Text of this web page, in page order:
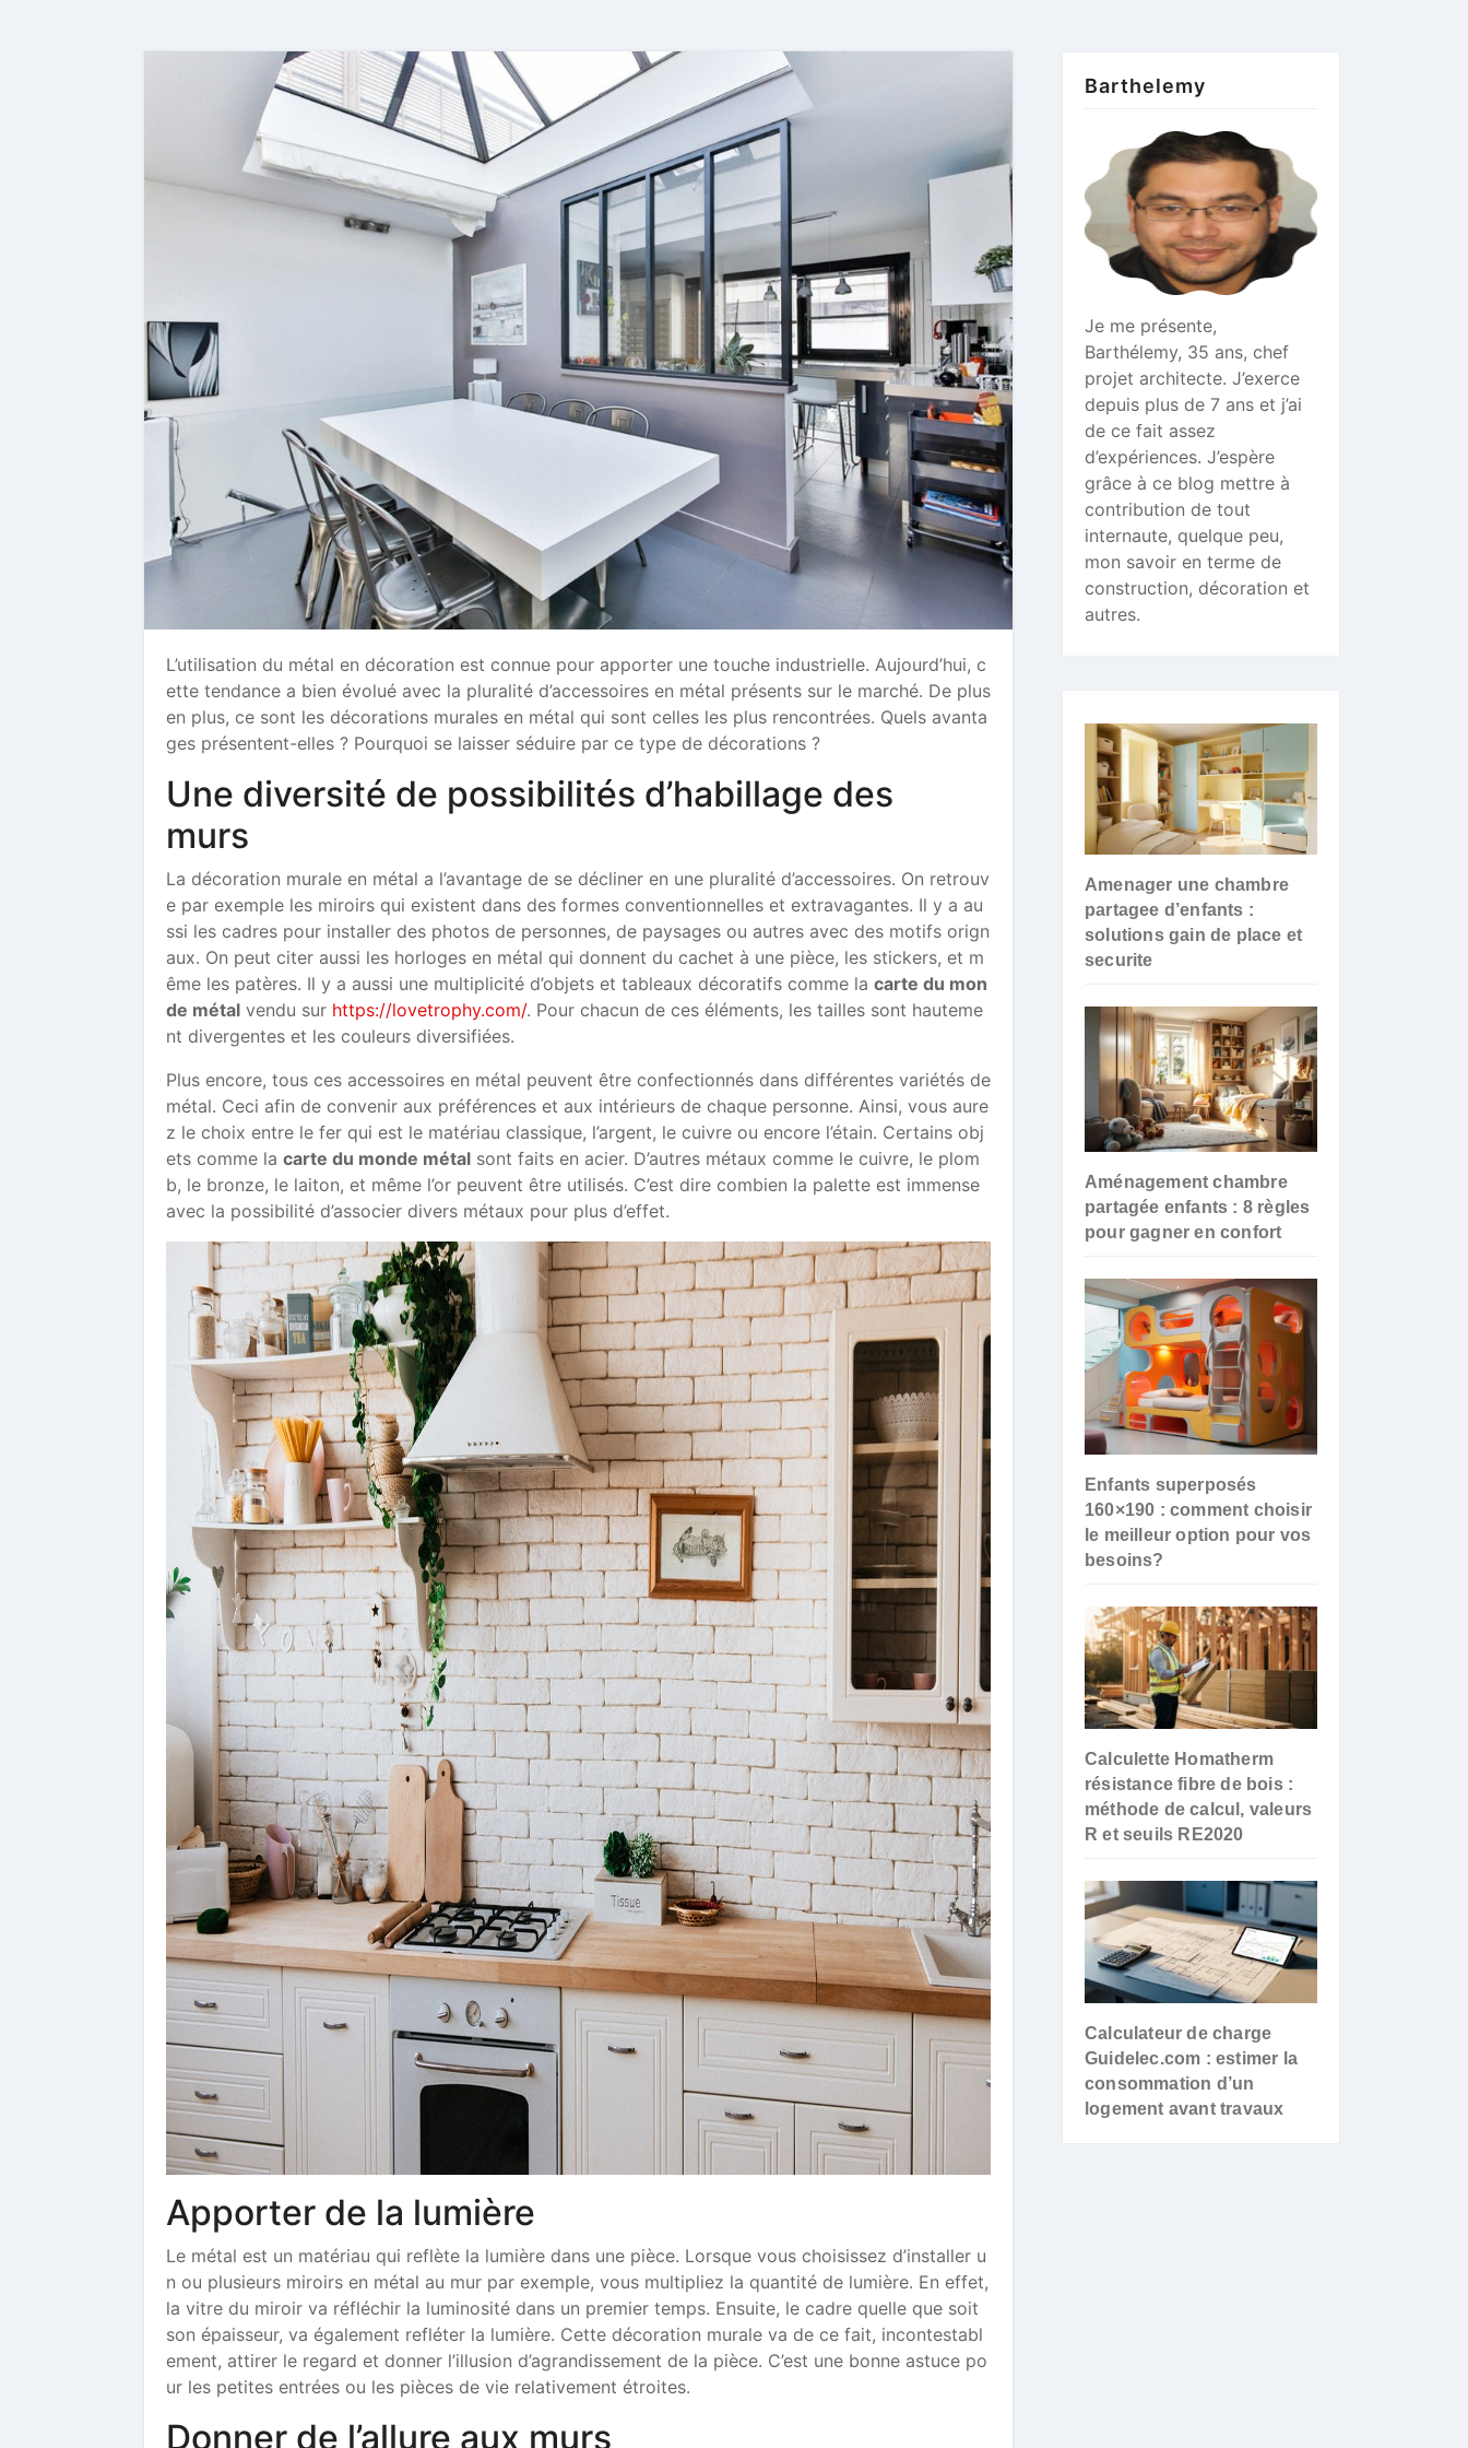
L’utilisation du métal en décoration est connue pour apporter une touche industrielle. Aujourd’hui, c
ette tendance a bien évolué avec la pluralité d’accessoires en métal présents sur le marché. De plus
en plus, ce sont les décorations murales en métal qui sont celles les plus rencontrées. Quels avanta
ges présentent-elles ? Pourquoi se laisser séduire par ce type de décorations ?
Une diversité de possibilités d’habillage des
murs
La décoration murale en métal a l’avantage de se décliner en une pluralité d’accessoires. On retrouv
e par exemple les miroirs qui existent dans des formes conventionnelles et extravagantes. Il y a au
ssi les cadres pour installer des photos de personnes, de paysages ou autres avec des motifs orign
aux. On peut citer aussi les horloges en métal qui donnent du cachet à une pièce, les stickers, et m
ême les patères. Il y a aussi une multiplicité d’objets et tableaux décoratifs comme la carte du mon
de métal vendu sur https://lovetrophy.com/. Pour chacun de ces éléments, les tailles sont hauteme
nt divergentes et les couleurs diversifiées.
Plus encore, tous ces accessoires en métal peuvent être confectionnés dans différentes variétés de
métal. Ceci afin de convenir aux préférences et aux intérieurs de chaque personne. Ainsi, vous aure
z le choix entre le fer qui est le matériau classique, l’argent, le cuivre ou encore l’étain. Certains obj
ets comme la carte du monde métal sont faits en acier. D’autres métaux comme le cuivre, le plom
b, le bronze, le laiton, et même l’or peuvent être utilisés. C’est dire combien la palette est immense
avec la possibilité d’associer divers métaux pour plus d’effet.
Apporter de la lumière
Le métal est un matériau qui reflète la lumière dans une pièce. Lorsque vous choisissez d’installer u
n ou plusieurs miroirs en métal au mur par exemple, vous multipliez la quantité de lumière. En effet,
la vitre du miroir va réfléchir la luminosité dans un premier temps. Ensuite, le cadre quelle que soit
son épaisseur, va également refléter la lumière. Cette décoration murale va de ce fait, incontestabl
ement, attirer le regard et donner l’illusion d’agrandissement de la pièce. C’est une bonne astuce po
ur les petites entrées ou les pièces de vie relativement étroites.
Donner de l’allure aux murs
Barthelemy
Je me présente,
Barthélemy, 35 ans, chef
projet architecte. J’exerce
depuis plus de 7 ans et j’ai
de ce fait assez
d’expériences. J’espère
grâce à ce blog mettre à
contribution de tout
internaute, quelque peu,
mon savoir en terme de
construction, décoration et
autres.
Amenager une chambre
partagee d’enfants :
solutions gain de place et
securite
Aménagement chambre
partagée enfants : 8 règles
pour gagner en confort
Enfants superposés
160×190 : comment choisir
le meilleur option pour vos
besoins?
Calculette Homatherm
résistance fibre de bois :
méthode de calcul, valeurs
R et seuils RE2020
Calculateur de charge
Guidelec.com : estimer la
consommation d’un
logement avant travaux